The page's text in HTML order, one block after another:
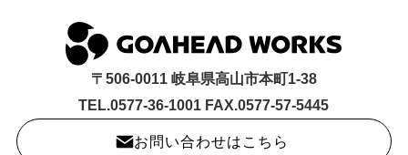
〒506-0011 岐阜県高山市本町1-38
TEL.0577-36-1001 FAX.0577-57-5445
お問い合わせはこちら